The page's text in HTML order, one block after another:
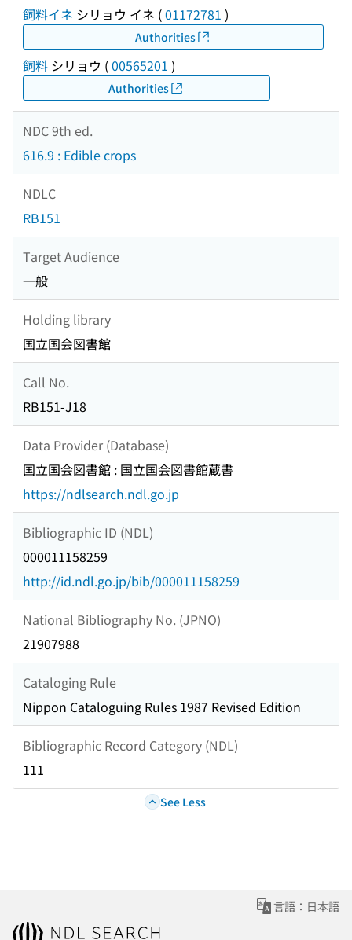
飼料イネ シリョウ イネ (01172781 )
Authorities
飼料 シリョウ (00565201 )
Authorities
NDC 9th ed.
616.9 : Edible crops
NDLC
RB151
Target Audience
一般
Holding library
国立国会図書館
Call No.
RB151-J18
Data Provider (Database)
国立国会図書館 : 国立国会図書館蔵書
https://ndlsearch.ndl.go.jp
Bibliographic ID (NDL)
000011158259
http://id.ndl.go.jp/bib/000011158259
National Bibliography No. (JPNO)
21907988
Cataloging Rule
Nippon Cataloguing Rules 1987 Revised Edition
Bibliographic Record Category (NDL)
111
See Less
言語：日本語